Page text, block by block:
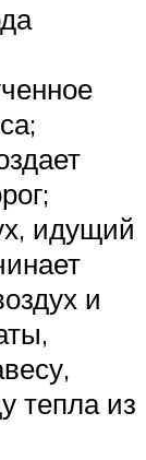
идущий
и
тепла из